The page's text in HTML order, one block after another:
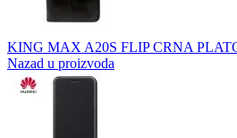
KING MAX A20S FLIP CRNA
Nazad u proizvoda